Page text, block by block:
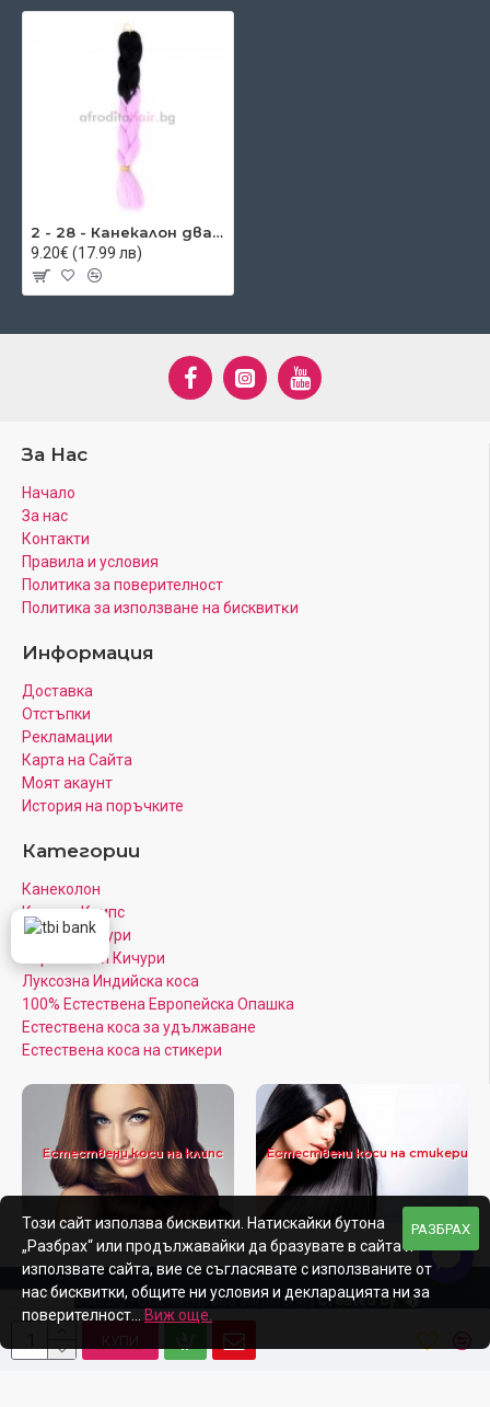
2 - 28 - Канекалон два цвята
9.20€ (17.99 лв)
За Нас
Начало
За нас
Контакти
Правила и условия
Политика за поверителност
Πoлитика зa изпoлзвaнe нa бисквитĸи
Информация
Доставка
Отстъпки
Рекламации
Карта на Сайта
Моят акаунт
История на поръчките
Категории
Канеколон
Коса на Клипс
Цветни Кичури
Кератинови Кичури
Луксозна Индийска коса
100% Естествена Европейска Опашка
Естествена коса за удължаване
Естествена коса на стикери
Естествени коси на клипс Естествени коси на стикери
Afroditahair.bg - Всички права запазени |Created by:
РАЗБРАХ
Този сайт използва бисквитки. Натискайки бутона
„Разбрах“ или продължавайки да бразувате в сайта и
използвате сайта, вие се съгласявате с използваните от
нас бисквитки, общите ни условия и декларацията ни за
поверителност...
Виж още.